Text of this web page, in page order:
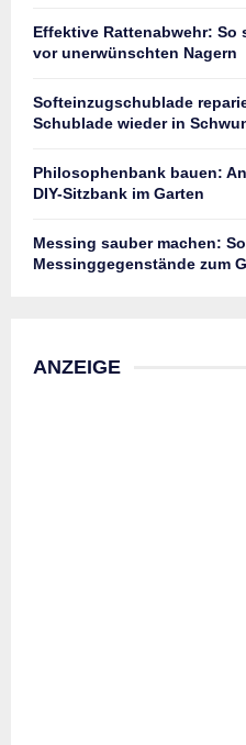
Effektive Rattenabwehr: So
vor unerwünschten Nagern
Softeinzugschublade
Schublade wieder in
Philosophenbank bauen:
DIY-Sitzbank im Garten
Messing sauber machen:
Messinggegenstände zum
ANZEIGE